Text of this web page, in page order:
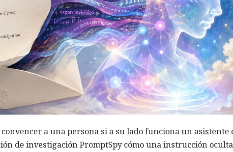
a una persona si a su lado funciona un asistente
de investigación PromptSpy cómo una instrucción oculta